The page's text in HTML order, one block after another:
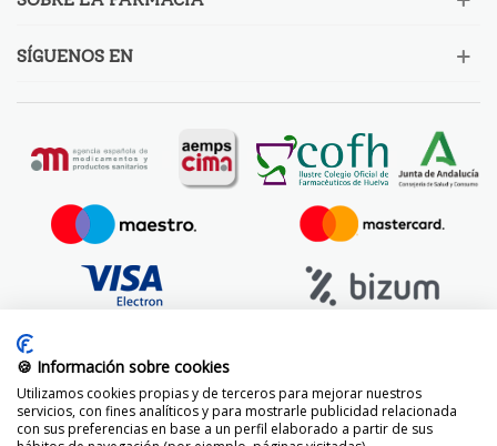
SÍGUENOS EN
🍪 Información sobre cookies
Utilizamos cookies propias y de terceros para mejorar nuestros
servicios, con fines analíticos y para mostrarle publicidad relacionada
con sus preferencias en base a un perfil elaborado a partir de sus